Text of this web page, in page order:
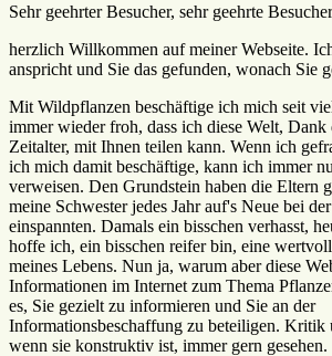
Sehr geehrter Besucher, sehr geehrte
herzlich Willkommen auf meiner Webseite.
anspricht und Sie das gefunden, wonach Sie
Mit Wildpflanzen beschäftige ich mich seit
immer wieder froh, dass ich diese Welt, Dank
Zeitalter, mit Ihnen teilen kann. Wenn ich
ich mich damit beschäftige, kann ich immer
verweisen. Den Grundstein haben die Eltern
meine Schwester jedes Jahr auf's Neue bei
einspannten. Damals ein bisschen verhasst,
hoffe ich, ein bisschen reifer bin, eine
meines Lebens. Nun ja, warum aber diese
Informationen im Internet zum Thema
es, Sie gezielt zu informieren und Sie an der
Informationsbeschaffung zu beteiligen. Kritik
wenn sie konstruktiv ist, immer gern gesehen.